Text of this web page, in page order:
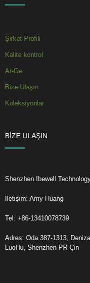
Şirket Profili
Kalite kontrol
Ar-Ge
Bize Ulaşın
Koleksiyonlar
BIZE ULAŞIN
Shenzhen Ibewell
İletişim: Amy Huang
Tel: +86-13410078739
Adres: Oda 387-1313,
LuoHu, Shenzhen PR Çin